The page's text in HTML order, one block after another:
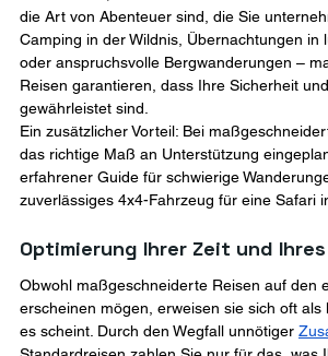
die Art von Abenteuer sind, die Sie
Camping in der Wildnis, Übernachtungen in
oder anspruchsvolle Bergwanderungen –
Reisen garantieren, dass Ihre Sicherheit
gewährleistet sind.
Ein zusätzlicher Vorteil: Bei
das richtige Maß an Unterstützung
erfahrener Guide für schwierige
zuverlässiges 4x4-Fahrzeug für eine Safari
Optimierung Ihrer Zeit und
Obwohl maßgeschneiderte Reisen auf den
erscheinen mögen, erweisen sie sich oft als
es scheint. Durch den Wegfall unnötiger